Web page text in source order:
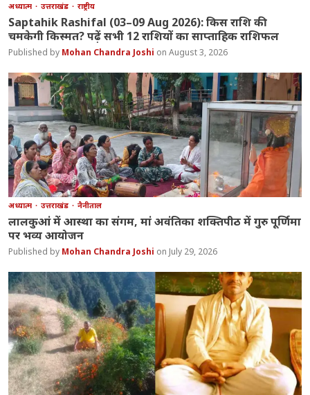
अध्यात्म उत्तराखंड राष्ट्रीय
Saptahik Rashifal (03–09 Aug 2026): किस राशि की
चमकेगी किस्मत? पढ़ें सभी 12 राशियों का साप्ताहिक राशिफल
Mohan Chandra Joshi August 3, 2026
अध्यात्म उत्तराखंड नैनीताल
लालकुआं में आस्था का संगम, मां अवंतिका शक्तिपीठ में गुरु पूर्णिमा
पर भव्य आयोजन
Mohan Chandra Joshi July 29, 2026